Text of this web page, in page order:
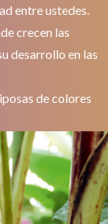
entre ustedes.
crecen las
desarrollo en las
de colores